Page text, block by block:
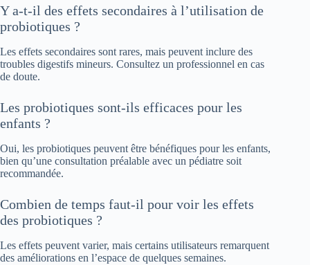
Y a-t-il des effets secondaires à l’utilisation de
probiotiques ?
Les effets secondaires sont rares, mais peuvent inclure des
troubles digestifs mineurs. Consultez un professionnel en cas
de doute.
Les probiotiques sont-ils efficaces pour les
enfants ?
Oui, les probiotiques peuvent être bénéfiques pour les enfants,
bien qu’une consultation préalable avec un pédiatre soit
recommandée.
Combien de temps faut-il pour voir les effets
des probiotiques ?
Les effets peuvent varier, mais certains utilisateurs remarquent
des améliorations en l’espace de quelques semaines.